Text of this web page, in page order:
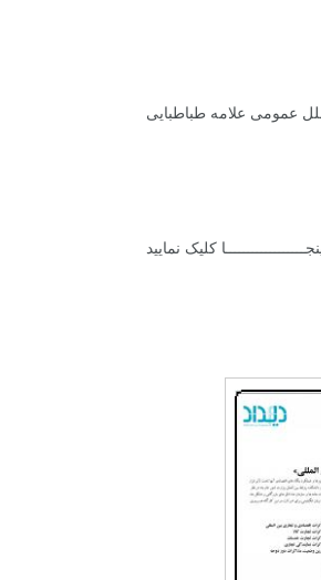
عمومی علامه طباطبایی
کلیک نمایید